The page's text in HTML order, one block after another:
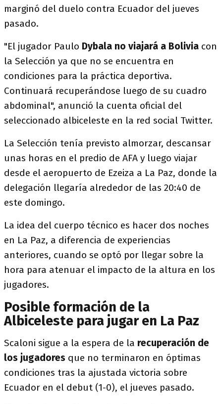
marginó del duelo contra Ecuador del jueves
pasado.
"El jugador Paulo Dybala no viajará a Bolivia con
la Selección ya que no se encuentra en
condiciones para la práctica deportiva.
Continuará recuperándose luego de su cuadro
abdominal", anunció la cuenta oficial del
seleccionado albiceleste en la red social Twitter.
La Selección tenía previsto almorzar, descansar
unas horas en el predio de AFA y luego viajar
desde el aeropuerto de Ezeiza a La Paz, donde la
delegación llegaría alrededor de las 20:40 de
este domingo.
La idea del cuerpo técnico es hacer dos noches
en La Paz, a diferencia de experiencias
anteriores, cuando se optó por llegar sobre la
hora para atenuar el impacto de la altura en los
jugadores.
Posible formación de la
Albiceleste para jugar en La Paz
Scaloni sigue a la espera de la recuperación de
los jugadores que no terminaron en óptimas
condiciones tras la ajustada victoria sobre
Ecuador en el debut (1-0), el jueves pasado.